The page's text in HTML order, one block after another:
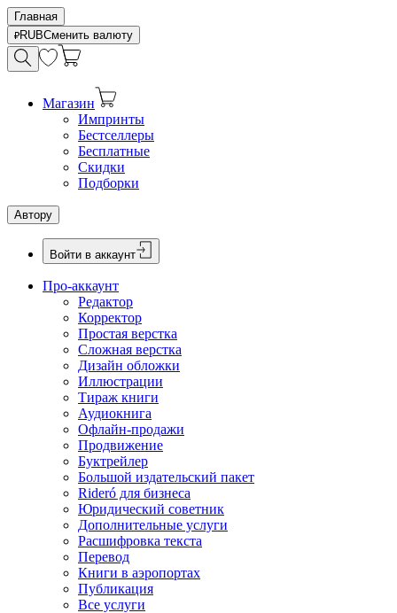
Главная
RUBСменить валюту
Магазин
Импринты
Бестселлеры
Бесплатные
Скидки
Подборки
Автору
Войти в аккаунт
Про-аккаунт
Редактор
Корректор
Простая верстка
Сложная верстка
Дизайн обложки
Иллюстрации
Тираж книги
Аудиокнига
Офлайн-продажи
Продвижение
Буктрейлер
Большой издательский пакет
Rideró для бизнеса
Юридический советник
Дополнительные услуги
Расшифровка текста
Перевод
Книги в аэропортах
Публикация
Все услуги